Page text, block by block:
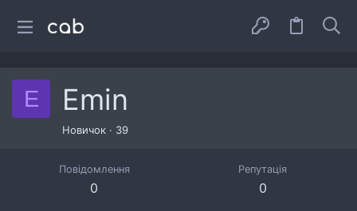
E Emin
Новичок · 39
Повідомлення
0
Репутація
0